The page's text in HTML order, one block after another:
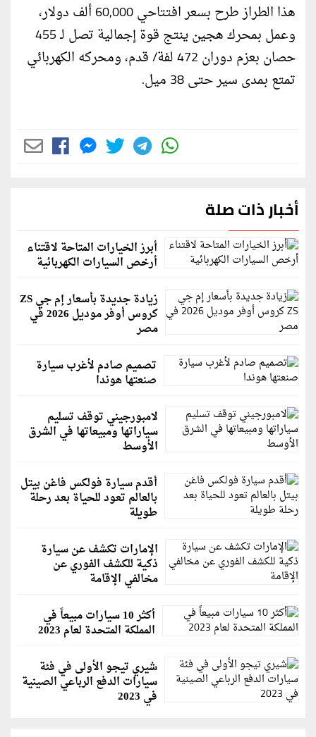
هذا الطراز طرح بسعر افتتاحي 60,000 ألف دولار،
وعمل بمحرك هجين ينتج قوة إجمالية تصل لـ 455
حصان بعزم دوران 472 لفة/ قدم، ومحركه الكهربائي
تمتع بمدى سير حتى 38 ميل.
أخبار ذات صلة
أبرز الخيارات المتاحة لاقتناء
أرخص السيارات الكهربائية
زيادة جديدة بأسعار إم جي ZS
كروس أوفر موديل 2026 في
مصر
تصميم صادم لأغرب سيارة
صنعتها هوندا
لامبورجيني توقف تسليم
سياراتها ومبيعاتها في الشرق
الأوسط
أقدم سيارة فولكس فاغن بيتل
بالعالم تعود للحياة بعد رحلة
طويلة
الإمارات تكشف عن سيارة
ذكية للكشف الفوري عن
مخالفي الإقامة
أكثر 10 سيارات مبيعاً في
المملكة المتحدة لعام 2023
شيري تيجو الأولى في فئة
سيارات الدفع الرباعي الصينية
في 2023